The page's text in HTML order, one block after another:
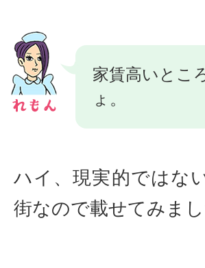
家賃高いとこ
ょ。
ハイ、現実的ではな
街なので載せてみま